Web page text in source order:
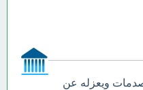
ويعزله عن